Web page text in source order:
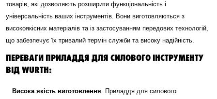
товарів, які дозволяють розширити функціональність і
універсальність ваших інструментів. Вони виготовляються з
високоякісних матеріалів та із застосуванням передових технологій,
що забезпечує їх тривалий термін служби та високу надійність.
ПЕРЕВАГИ ПРИЛАДДЯ ДЛЯ СИЛОВОГО ІНСТРУМЕНТУ
ВІД WURTH:
Висока якість виготовлення. Приладдя для силового